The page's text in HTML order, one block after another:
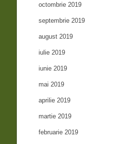
octombrie 2019
septembrie 2019
august 2019
iulie 2019
iunie 2019
mai 2019
aprilie 2019
martie 2019
februarie 2019